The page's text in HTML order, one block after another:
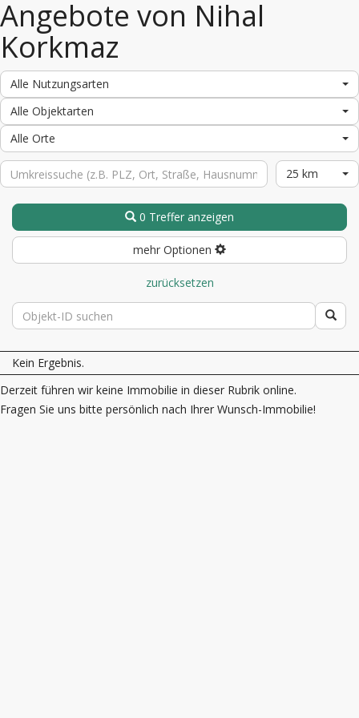
Angebote von Nihal
Korkmaz
Alle Nutzungsarten
Alle Objektarten
Alle Orte
25 km
0 Treffer anzeigen
mehr Optionen
zurücksetzen
Kein Ergebnis.
Derzeit führen wir keine Immobilie in dieser Rubrik online.
Fragen Sie uns bitte persönlich nach Ihrer Wunsch-Immobilie!